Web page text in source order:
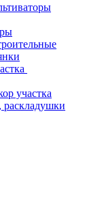
участка